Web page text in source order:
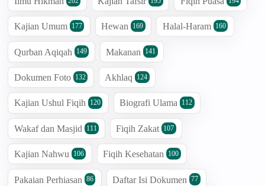
Kajian Umum 177 Hewan 169 Halal-Haram 160
Qurban Aqiqah 149 Makanan 141
Dokumen Foto 132 Akhlaq 124
Kajian Ushul Fiqih 120 Biografi Ulama 112
Wakaf dan Masjid 111 Fiqih Zakat 107
Kajian Nahwu 106 Fiqih Kesehatan 100
Pakaian Perhiasan 86 Daftar Isi Dokumen 77